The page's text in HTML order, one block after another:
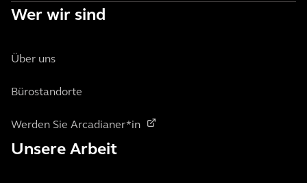
Wer wir sind
Über uns
Bürostandorte
Werden Sie Arcadianer*in
Unsere Arbeit